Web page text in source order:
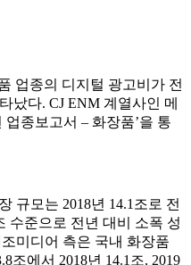
업종의 디지털 광고비가 전
났다. CJ ENM 계열사인 메
업종보고서 – 화장품’을 통
규모는 2018년 14.1조로 전
수준으로 전년 대비 소폭 성
미디어 측은 국내 화장품
조에서 2018년 14.1조, 2019